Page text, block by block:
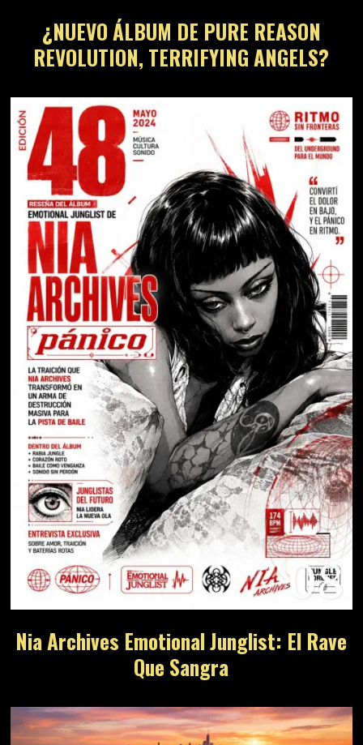
¿NUEVO ÁLBUM DE PURE REASON
REVOLUTION, TERRIFYING ANGELS?
08
Nia Archives Emotional Junglist: El Rave
Que Sangra